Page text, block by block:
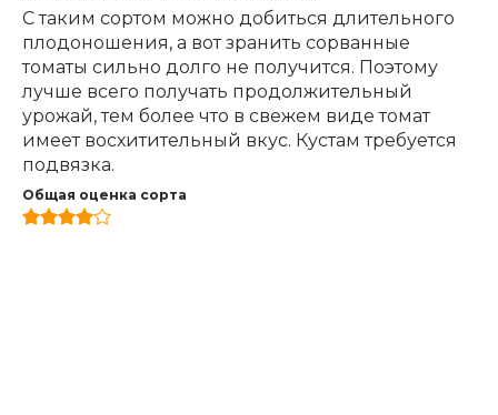
С таким сортом можно добиться длительного
плодоношения, а вот зранить сорванные
томаты сильно долго не получится. Поэтому
лучше всего получать продолжительный
урожай, тем более что в свежем виде томат
имеет восхитительный вкус. Кустам требуется
подвязка.
Общая оценка сорта